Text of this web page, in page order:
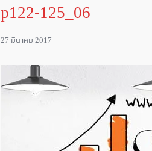
p122-125_06
27 มีนาคม 2017